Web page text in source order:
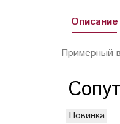
Описание
Примерный
Новинка